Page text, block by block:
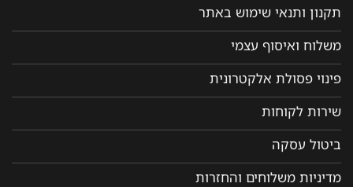
תקנון ותנאי שימוש באתר
משלוח ואיסוף עצמי
פינוי פסולת אלקטרונית
שירות לקוחות
ביטול עסקה
מדיניות משלוחים והחזרות